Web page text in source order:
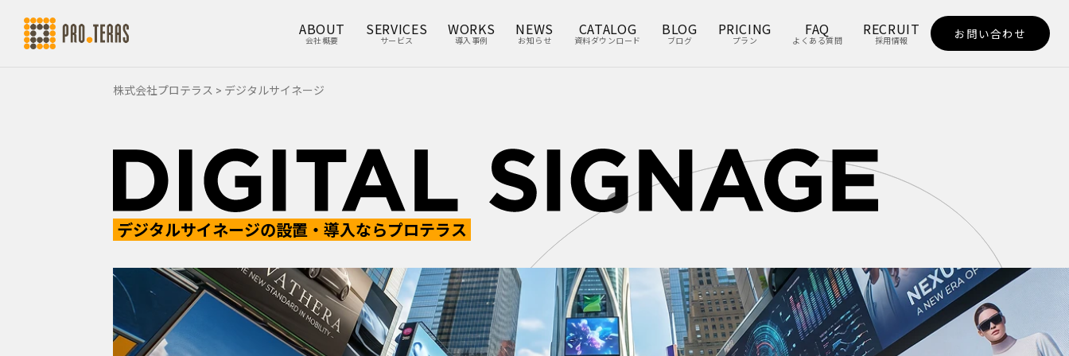
ABOUT
会社概要
SERVICES
サービス
WORKS
導入事例
NEWS
お知らせ
CATALOG
資料ダウンロード
BLOG
ブログ
PRICING
プラン
FAQ
よくある質問
RECRUIT
採用情報 お問い合わせ
株式会社プロテラス > デジタルサイネージ
デジタルサイネージの設置・導入ならプロテラス